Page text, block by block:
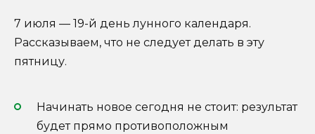
7 июля — 19-й день лунного календаря.
Рассказываем, что не следует делать в эту
пятницу.
Начинать новое сегодня не стоит: результат
будет прямо противоположным